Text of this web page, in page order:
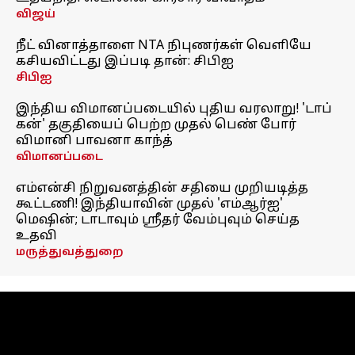
விஜய்
நீட் வினாத்தாளை NTA நிபுணர்கள் வெளியே
கசியவிட்டது இப்படி தான்: சிபிஐ
சிபிஐ
இந்திய விமானப்படையில் புதிய வரலாறு! 'டாப்
கன்' தகுதியைப் பெற்ற முதல் பெண் போர்
விமானி பாவனா காந்த்
விமானப்படை
எம்என்சி நிறுவனத்தின் சதியை முறியடித்த
கூட்டணி! இந்தியாவின் முதல் 'எம்ஆர்ஐ'
மெஷின்; டாடாவும் ஸ்ரீதர் வேம்புவும் செய்த
உதவி
மருத்துவத்துறை